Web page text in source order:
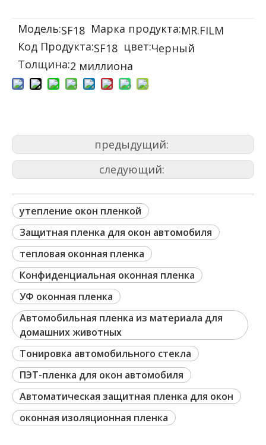
Модель:SF18 Марка продукта:MR.FILM
Код Продукта:SF18 цвет:Черный
Толщина:2 миллиона
предыдущий:
следующий:
утепление окон пленкой
Защитная пленка для окон автомобиля
тепловая оконная пленка
Конфиденциальная оконная пленка
УФ оконная пленка
Автомобильная пленка из материала для
домашних животных
Тонировка автомобильного стекла
ПЭТ-пленка для окон автомобиля
Автоматическая защитная пленка для окон
оконная изоляционная пленка